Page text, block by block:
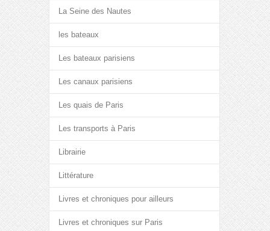
La Seine des Nautes
les bateaux
Les bateaux parisiens
Les canaux parisiens
Les quais de Paris
Les transports à Paris
Librairie
Littérature
Livres et chroniques pour ailleurs
Livres et chroniques sur Paris